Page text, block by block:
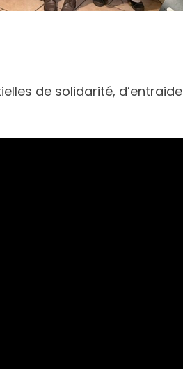
de solidarité,